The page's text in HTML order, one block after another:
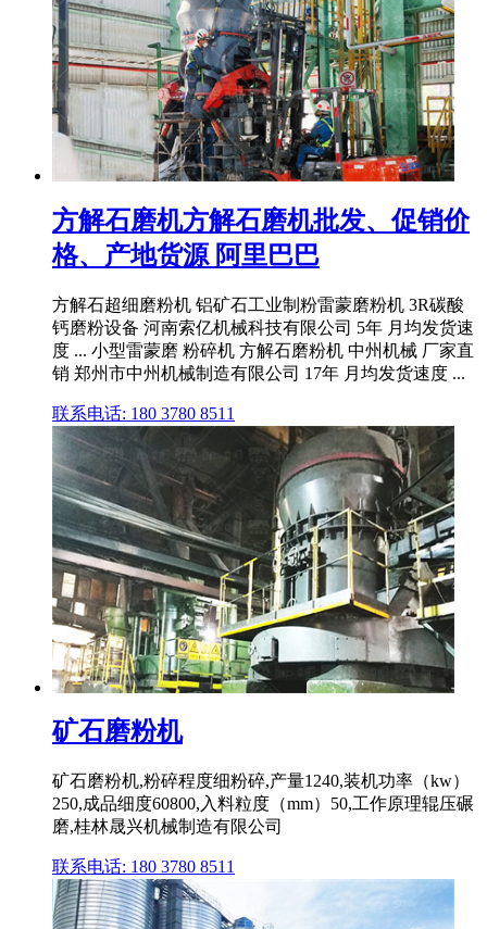
方解石磨机方解石磨机批发、促销价
格、产地货源 阿里巴巴
方解石超细磨粉机 铝矿石工业制粉雷蒙磨粉机 3R碳酸
钙磨粉设备 河南索亿机械科技有限公司 5年 月均发货速
度 ... 小型雷蒙磨 粉碎机 方解石磨粉机 中州机械 厂家直
销 郑州市中州机械制造有限公司 17年 月均发货速度 ...
联系电话: 180 3780 8511
矿石磨粉机
矿石磨粉机,粉碎程度细粉碎,产量1240,装机功率（kw）
250,成品细度60800,入料粒度（mm）50,工作原理辊压碾
磨,桂林晟兴机械制造有限公司
联系电话: 180 3780 8511